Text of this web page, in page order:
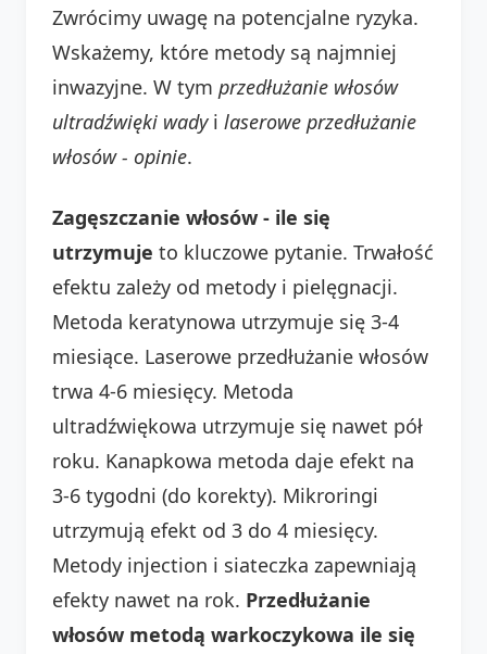
Zwrócimy uwagę na potencjalne ryzyka.
Wskażemy, które metody są najmniej
inwazyjne. W tym przedłużanie włosów
ultradźwięki wadyi laserowe przedłużanie
włosów - opinie.
Zagęszczanie włosów - ile się
utrzymuje to kluczowe pytanie. Trwałość
efektu zależy od metody i pielęgnacji.
Metoda keratynowa utrzymuje się 3-4
miesiące. Laserowe przedłużanie włosów
trwa 4-6 miesięcy. Metoda
ultradźwiękowa utrzymuje się nawet pół
roku. Kanapkowa metoda daje efekt na
3-6 tygodni (do korekty). Mikroringi
utrzymują efekt od 3 do 4 miesięcy.
Metody injection i siateczka zapewniają
efekty nawet na rok. Przedłużanie
włosów metodą warkoczykowa ile się